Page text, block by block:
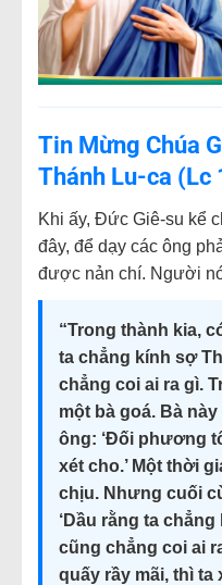
Tin Mừng Chúa
Thánh Lu-ca (Lc
Khi ấy, Đức Giê-su kể
đây, để dạy các ông
được nản chí. Người
“Trong thành kia,
ta chẳng kính sợ
chẳng coi ai ra gì.
một bà goá. Bà
ông: ‘Đối phương
xét cho.’ Một thời
chịu. Nhưng cuối
‘Dầu rằng ta
cũng chẳng coi ai
quấy rầy mãi, thì ta